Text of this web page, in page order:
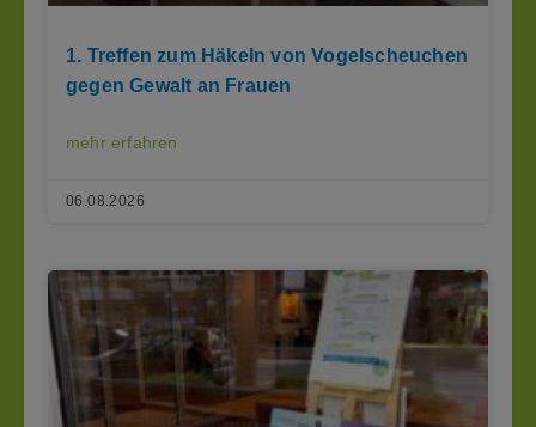
1. Treffen zum Häkeln von Vogelscheuchen
gegen Gewalt an Frauen
mehr erfahren
06.08.2026